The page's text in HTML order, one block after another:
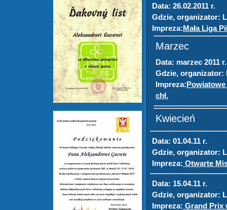
Data: 26.02.2011 r.
Gdzie, organizator:
Impreza:Mała Liga
Marzec
Data: marzec 2011 r.
Gdzie, organizator:
Impreza:
chł.
Kwiecień
Data: 01.04.11 r.
Gdzie, organizator:
Impreza: Otwarte
Data: 15.04.11 r.
Gdzie, organizator:
Impreza: Grand Prix